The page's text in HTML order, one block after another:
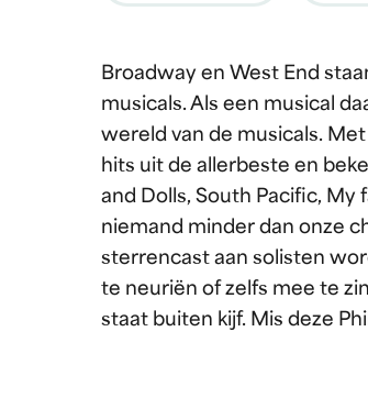
Broadway en West End
musicals. Als een musical
wereld van de musicals.
hits uit de allerbeste en
and Dolls, South Pacific, My
niemand minder dan onze
sterrencast aan solisten
te neuriën of zelfs mee te
staat buiten kijf. Mis deze